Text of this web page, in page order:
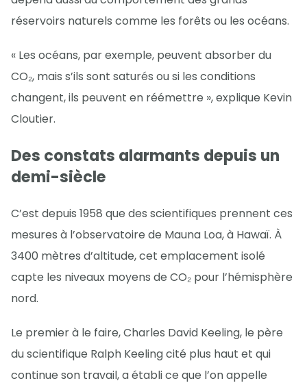
réservoirs naturels comme les forêts ou les océans.
« Les océans, par exemple, peuvent absorber du
CO₂, mais s’ils sont saturés ou si les conditions
changent, ils peuvent en réémettre », explique Kevin
Cloutier.
Des constats alarmants depuis un
demi-siècle
C’est depuis 1958 que des scientifiques prennent ces
mesures à l’observatoire de Mauna Loa, à Hawaï. À
3400 mètres d’altitude, cet emplacement isolé
capte les niveaux moyens de CO₂ pour l’hémisphère
nord.
Le premier à le faire, Charles David Keeling, le père
du scientifique Ralph Keeling cité plus haut et qui
continue son travail, a établi ce que l’on appelle